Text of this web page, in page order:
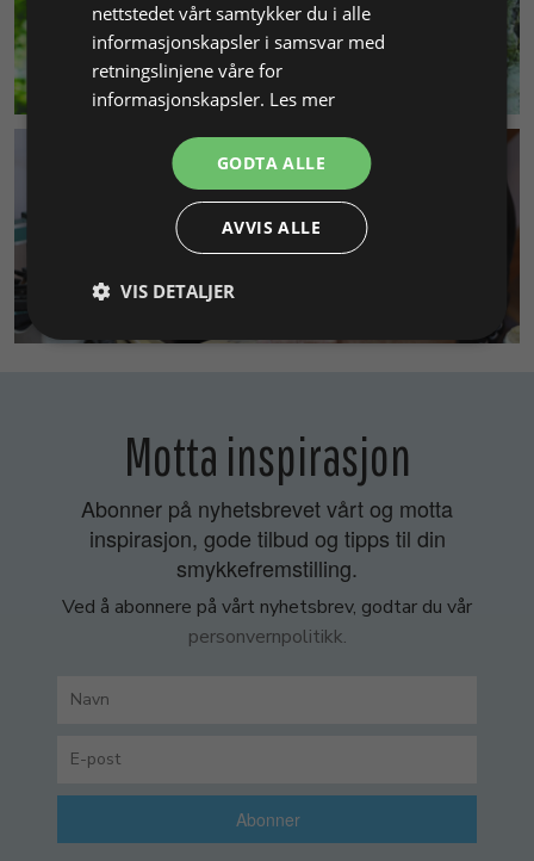
MILJØ & BÆREKRAFT
SMYKKEKURS
Motta inspirasjon
Abonner på nyhetsbrevet vårt og motta
inspirasjon, gode tilbud og tipps til din
smykkefremstilling.
Ved å abonnere på vårt nyhetsbrev, godtar du vår
personvernpolitikk.
Abonner
nettstedet vårt samtykker du i alle
informasjonskapsler i samsvar med
retningslinjene våre for
informasjonskapsler. Les mer
GODTA ALLE
AVVIS ALLE
VIS DETALJER